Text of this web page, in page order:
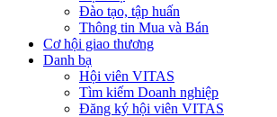
Đào tạo, tập huấn
Thông tin Mua và Bán
Cơ hội giao thương
Danh bạ
Hội viên VITAS
Tìm kiếm Doanh nghiệp
Đăng ký hội viên VITAS